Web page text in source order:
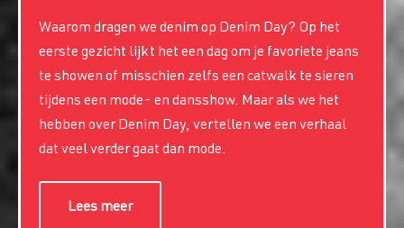
Hoe doe je mee?
Voorbeelden van Seksuele Grensoverschrijding
De reden waarom Denim?
Iedereen in Denim op Denim Day
Uniek Armbandje
Retailers
Denim Day NL
Waarom Denim Day NL
Stichting
Organisatie
Waarom dragen we denim op Denim Day? Op het
eerste gezicht lijkt het een dag om je favoriete jeans
te showen of misschien zelfs een catwalk te sieren
tijdens een mode- en dansshow. Maar als we het
hebben over Denim Day, vertellen we een verhaal
dat veel verder gaat dan mode.
Lees meer